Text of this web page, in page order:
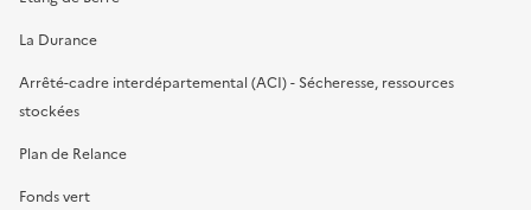
La Durance
Arrêté-cadre interdépartemental (ACI) - Sécheresse, ressources
stockées
Plan de Relance
Fonds vert